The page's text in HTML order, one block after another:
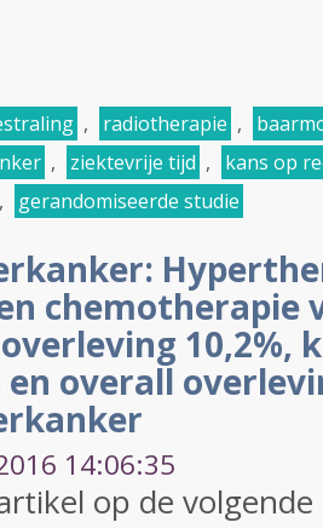
, radiotherapie ,
, ziektevrije tijd ,
kans op
, gerandomiseerde studie
chemotherapie
10,2%,
overall
14:06:35
op de